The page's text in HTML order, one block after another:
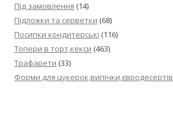
Під замовлення (14)
Підложки та серветки (68)
Посипки кондитерські (116)
Топери в торт,кекси (463)
Трафарети (33)
Форми для цукерок,випічки,євродесертів